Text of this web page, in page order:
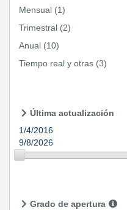
Mensual (1)
Trimestral (2)
Anual (10)
Tiempo real y otras (3)
Última actualización
1/4/2016
9/8/2026
Grado de apertura